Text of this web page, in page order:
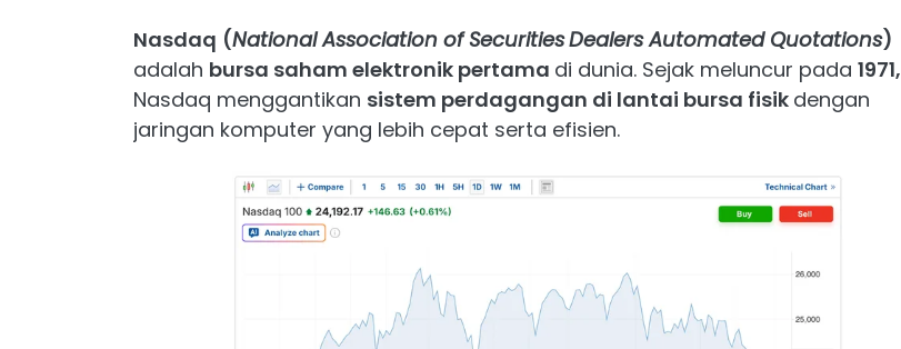
Nasdaq (National Association of SecuritiesDealers Automated Quotations)
adalah bursa saham elektronik pertama di dunia. Sejak meluncur pada 1971,
Nasdaq menggantikan sistem perdagangan di lantai bursa fisik dengan
jaringan komputer yang lebih cepat serta efisien.